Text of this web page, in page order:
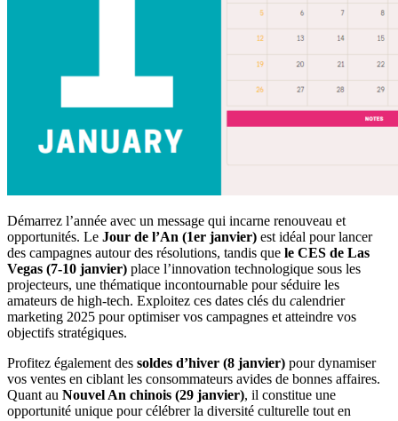
Démarrez l’année avec un message qui incarne renouveau et
opportunités. Le Jour de l’An (1er janvier) est idéal pour lancer
des campagnes autour des résolutions, tandis que le CES de Las
Vegas (7-10 janvier) place l’innovation technologique sous les
projecteurs, une thématique incontournable pour séduire les
amateurs de high-tech. Exploitez ces dates clés du calendrier
marketing 2025 pour optimiser vos campagnes et atteindre vos
objectifs stratégiques.
Profitez également des soldes d’hiver (8 janvier) pour dynamiser
vos ventes en ciblant les consommateurs avides de bonnes affaires.
Quant au Nouvel An chinois (29 janvier), il constitue une
opportunité unique pour célébrer la diversité culturelle tout en